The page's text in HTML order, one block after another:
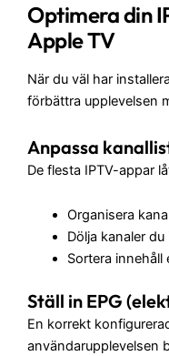
Optimera din
Apple TV
När du väl har
förbättra upplevelsen
Anpassa
De flesta IPTV-appar
Organisera
Dölja kanaler
Sortera innehåll
Ställ in EPG
En korrekt
användarupplevelsen